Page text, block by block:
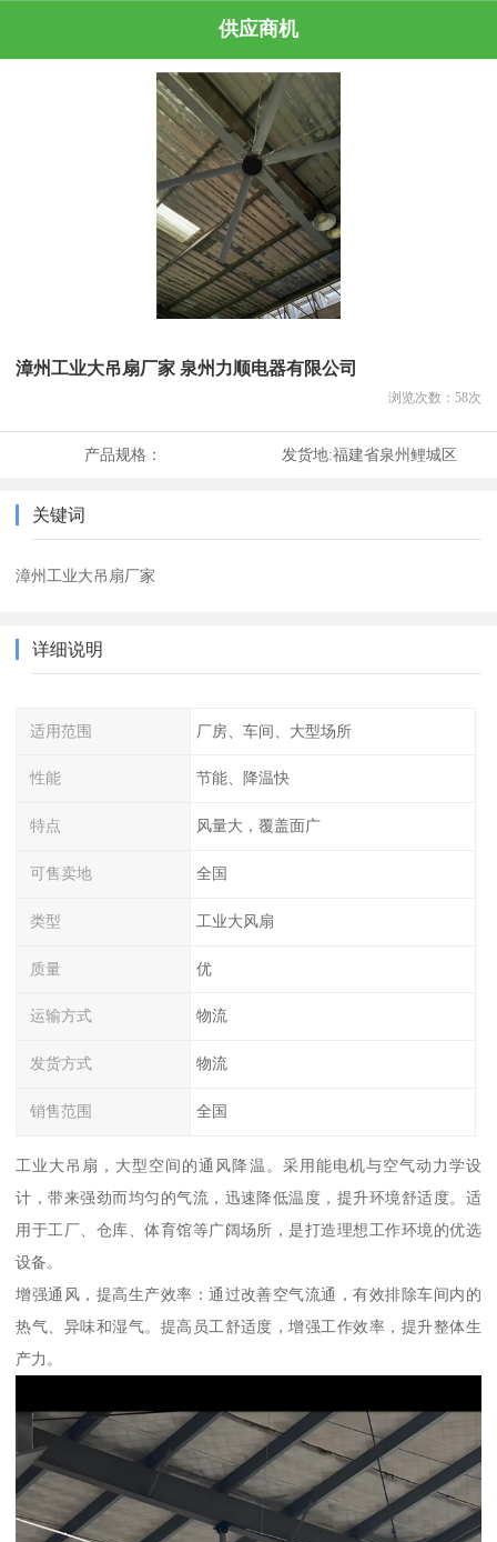
供应商机
漳州工业大吊扇厂家 泉州力顺电器有限公司
浏览次数： 58次
产品规格： 发货地:福建省泉州鲤城区
关键词
漳州工业大吊扇厂家
详细说明
适用范围 厂房、车间、大型场所
性能 节能、降温快
特点 风量大，覆盖面广
可售卖地 全国
类型 工业大风扇
质量 优
运输方式 物流
发货方式 物流
销售范围 全国
工业大吊扇，大型空间的通风降温。采用能电机与空气动力学设
计，带来强劲而均匀的气流，迅速降低温度，提升环境舒适度。适
用于工厂、仓库、体育馆等广阔场所，是打造理想工作环境的优选
设备。
增强通风，提高生产效率：通过改善空气流通，有效排除车间内的
热气、异味和湿气。提高员工舒适度，增强工作效率，提升整体生
产力。